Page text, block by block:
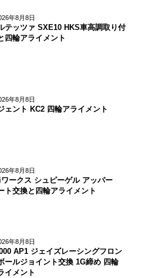
年8月8日
テッツァ SXE10 HKS車高調取り付
四輪アライメント
年8月8日
ェント KC2 四輪アライメント
年8月8日
ークス シュピーゲル アッパー
ト交換と四輪アライメント
年8月8日
AP1 ジェイズレーシングフロン
ールジョイント交換 1G締め 四輪
イメント